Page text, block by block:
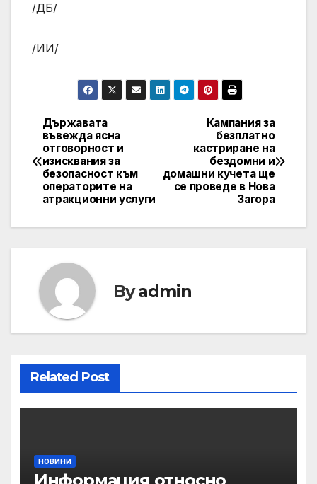
/ДБ/
/ИИ/
Post
navigation
Кампания за
безплатно
кастриране на
бездомни и
домашни кучета ще
се проведе в Нова
Загора
Държавата
въвежда ясна
отговорност и
изисквания за
безопасност към
операторите на
атракционни услуги
Byadmin
Related Post
НОВИНИ